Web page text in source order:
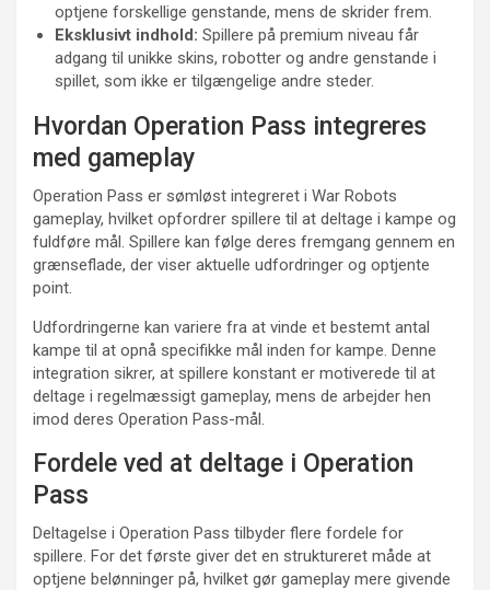
optjene forskellige genstande, mens de skrider frem.
Eksklusivt indhold: Spillere på premium niveau får
adgang til unikke skins, robotter og andre genstande i
spillet, som ikke er tilgængelige andre steder.
Hvordan Operation Pass integreres
med gameplay
Operation Pass er sømløst integreret i War Robots
gameplay, hvilket opfordrer spillere til at deltage i kampe og
fuldføre mål. Spillere kan følge deres fremgang gennem en
grænseflade, der viser aktuelle udfordringer og optjente
point.
Udfordringerne kan variere fra at vinde et bestemt antal
kampe til at opnå specifikke mål inden for kampe. Denne
integration sikrer, at spillere konstant er motiverede til at
deltage i regelmæssigt gameplay, mens de arbejder hen
imod deres Operation Pass-mål.
Fordele ved at deltage i Operation
Pass
Deltagelse i Operation Pass tilbyder flere fordele for
spillere. For det første giver det en struktureret måde at
optjene belønninger på, hvilket gør gameplay mere givende